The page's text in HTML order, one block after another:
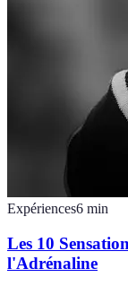
Expériences6 min
Les 10
l'Adrénaline